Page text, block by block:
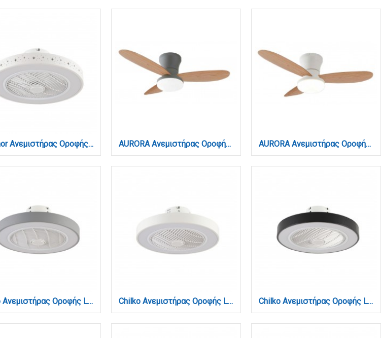
Almanor Ανεμιστήρας Οροφής LED με App Control & 3CCT | Λευκός (101000410) AURORA Ανεμιστήρας Οροφής με LED 20W, DC Μοτέρ & Smart App - Γκρι/Ξύλο (102001030) AURORA Ανεμιστήρας Οροφής με LED 20W, DC Μοτέρ & Smart App - Λευκό/Ξύλο (102001010)
Chilko Ανεμιστήρας Οροφής LED με App Control & 3CCT | Γκρι (101000330) Chilko Ανεμιστήρας Οροφής LED με App Control & 3CCT | Λευκός (101000310) Chilko Ανεμιστήρας Οροφής LED με App Control & 3CCT | Μαύρος (101000320)